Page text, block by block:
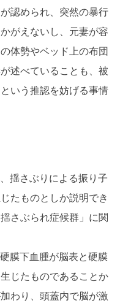
認められ、突然の暴行
がえないし、元妻が容
体勢やベッド上の布団
述べていることも、被
いう推認を妨げる事情
揺さぶりによる振り子
たものとしか説明でき
さぶられ症候群」に関
膜下血腫が脳表と硬膜
じたものであることか
わり、頭蓋内で脳が激